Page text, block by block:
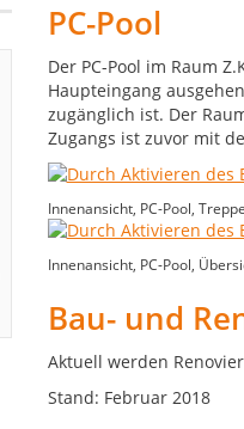
PC-Pool
Der PC-Pool im Raum
Haupteingang
zugänglich ist. Der
Zugangs ist zuvor mit
Innenansicht, PC-Pool,
Innenansicht, PC-Pool,
Bau- und
Aktuell werden
Stand: Februar 2018